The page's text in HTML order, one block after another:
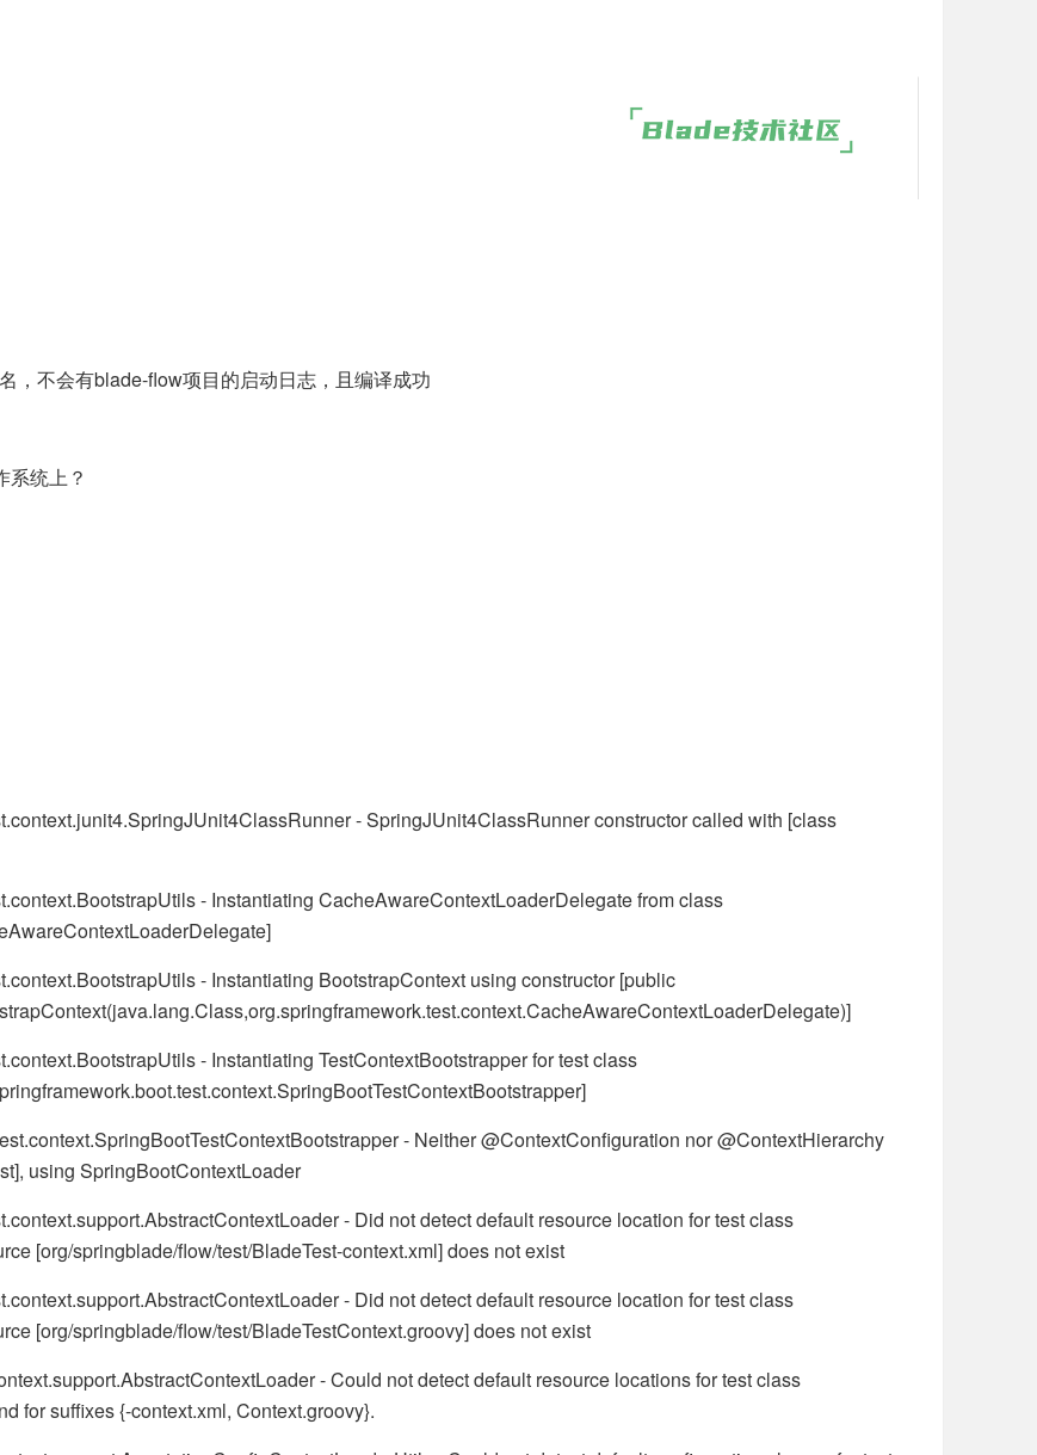
，不会有blade-flow项目的启动日志，且编译成功
系统上？
- SpringJUnit4ClassRunner constructor called with [class
- Instantiating CacheAwareContextLoaderDelegate from class
- Instantiating BootstrapContext using constructor [public
- Instantiating TestContextBootstrapper for test class
- Neither @ContextConfiguration nor @ContextHierarchy
using SpringBootContextLoader
- Did not detect default resource location for test class
[org/springblade/flow/test/BladeTest-context.xml] does not exist
- Did not detect default resource location for test class
[org/springblade/flow/test/BladeTestContext.groovy] does not exist
- Could not detect default resource locations for test class
for suffixes {-context.xml, Context.groovy}.